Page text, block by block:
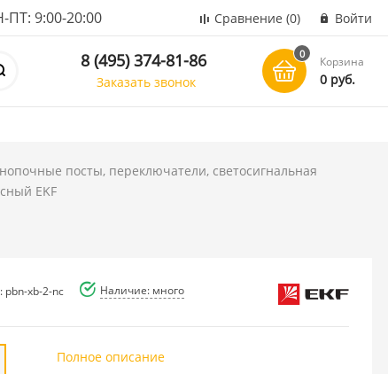
9:00-20:00 Сравнение (0) Войти
8 (495) 374-81-86
Заказать звонок
0
Корзина
0 руб.
посты, переключатели, светосигнальная
EKF
pbn-xb-2-nc Наличие: много
Полное описание